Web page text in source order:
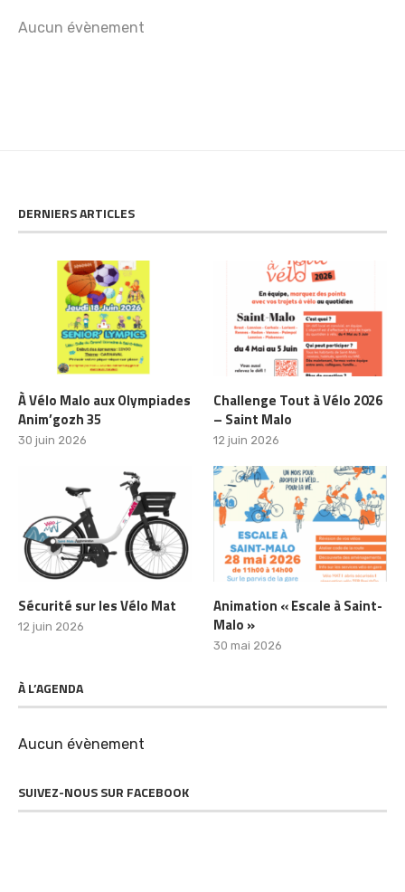
Aucun évènement
DERNIERS ARTICLES
À Vélo Malo aux Olympiades
Anim’gozh 35
30 juin 2026
Challenge Tout à Vélo 2026
– Saint Malo
12 juin 2026
Sécurité sur les Vélo Mat
12 juin 2026
Animation « Escale à Saint-
Malo »
30 mai 2026
À L’AGENDA
Aucun évènement
SUIVEZ-NOUS SUR FACEBOOK